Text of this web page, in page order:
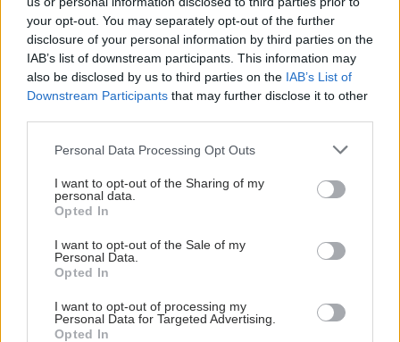
your opt-out. You may separately opt-out of the further
disclosure of your personal information by third parties on the
IAB’s list of downstream participants. This information may
also be disclosed by us to third parties on the IAB’s List of
Downstream Participants that may further disclose it to other
Please note that this website/app uses one or more Google
not limited to your visit or usage behaviour. You may click to
grant or deny consent to Google and its third-party tags to
use your data for below specified purposes in below Google
consent section.
Personal Data Processing Opt Outs
I want to opt-out of the Sharing of my
personal data.
Opted In
I want to opt-out of the Sale of my
Personal Data.
Opted In
I want to opt-out of processing my
Personal Data for Targeted Advertising.
Opted In
Δευτέρα, 09 Μαΐου 2022, 13:02
Αύξηση κερδών για τη Sobi το α' τρίμηνο
H Sobi δημοσίευσε την έκθεση πρώτου τριμήνου του 2022.